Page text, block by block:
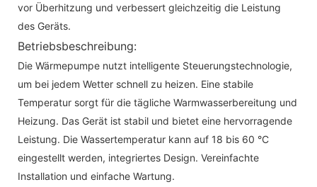
vor Überhitzung und verbessert gleichzeitig die Leistung
des Geräts.
Betriebsbeschreibung:
Die Wärmepumpe nutzt intelligente Steuerungstechnologie,
um bei jedem Wetter schnell zu heizen. Eine stabile
Temperatur sorgt für die tägliche Warmwasserbereitung und
Heizung. Das Gerät ist stabil und bietet eine hervorragende
Leistung. Die Wassertemperatur kann auf 18 bis 60 °C
eingestellt werden, integriertes Design. Vereinfachte
Installation und einfache Wartung.